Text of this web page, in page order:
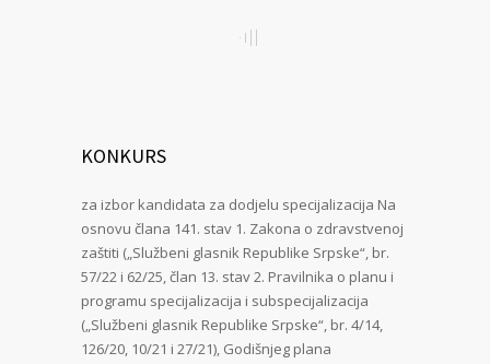
KONKURS
za izbor kandidata za dodjelu specijalizacija Na
osnovu člana 141. stav 1. Zakona o zdravstvenoj
zaštiti („Službeni glasnik Republike Srpske“, br.
57/22 i 62/25, član 13. stav 2. Pravilnika o planu i
programu specijalizacija i subspecijalizacija
(„Službeni glasnik Republike Srpske“, br. 4/14,
126/20, 10/21 i 27/21), Godišnjeg plana